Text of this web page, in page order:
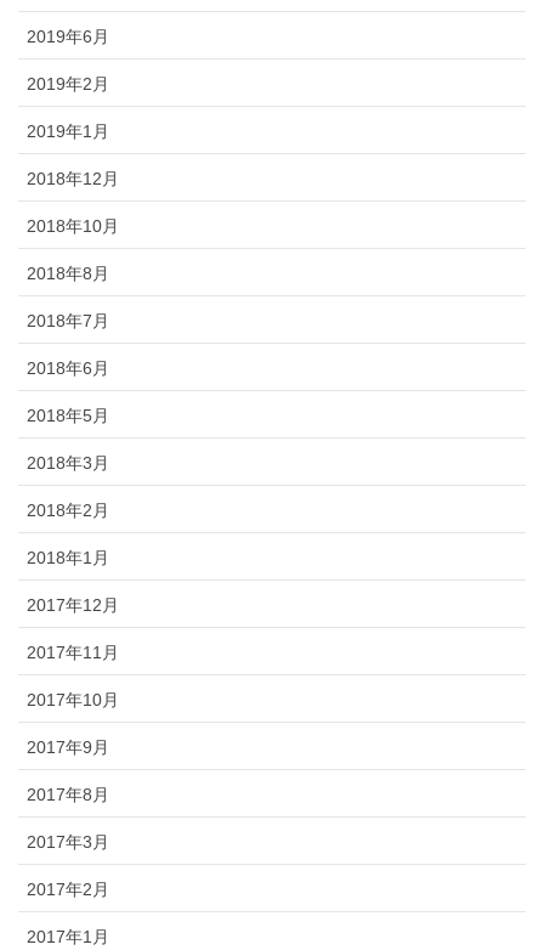
2019年6月
2019年2月
2019年1月
2018年12月
2018年10月
2018年8月
2018年7月
2018年6月
2018年5月
2018年3月
2018年2月
2018年1月
2017年12月
2017年11月
2017年10月
2017年9月
2017年8月
2017年3月
2017年2月
2017年1月